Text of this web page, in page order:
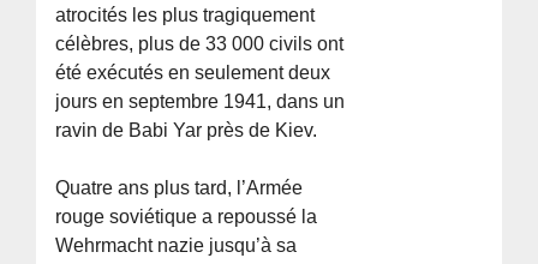
atrocités les plus tragiquement
célèbres, plus de 33 000 civils ont
été exécutés en seulement deux
jours en septembre 1941, dans un
ravin de Babi Yar près de Kiev.
Quatre ans plus tard, l’Armée
rouge soviétique a repoussé la
Wehrmacht nazie jusqu’à sa